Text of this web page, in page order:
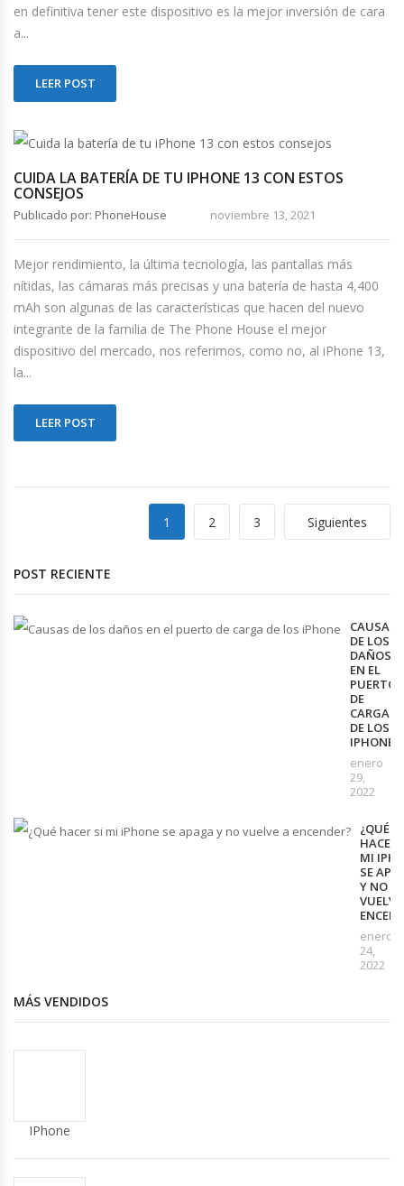
en definitiva tener este dispositivo es la mejor inversión de cara
a...
LEER POST
CUIDA LA BATERÍA DE TU IPHONE 13 CON ESTOS
CONSEJOS
Publicado por: PhoneHouse noviembre 13, 2021
Mejor rendimiento, la última tecnología, las pantallas más
nítidas, las cámaras más precisas y una batería de hasta 4,400
mAh son algunas de las características que hacen del nuevo
integrante de la familia de The Phone House el mejor
dispositivo del mercado, nos referimos, como no, al iPhone 13,
la...
LEER POST
1 2 3 Siguientes
POST RECIENTE
CAUSAS
DE LOS
DAÑOS
EN EL
PUERTO
DE
CARGA
DE LOS
IPHONE
enero
29,
2022
¿QUÉ
HACER
MI
SE
Y NO
enero
24,
2022
MÁS VENDIDOS
IPhone